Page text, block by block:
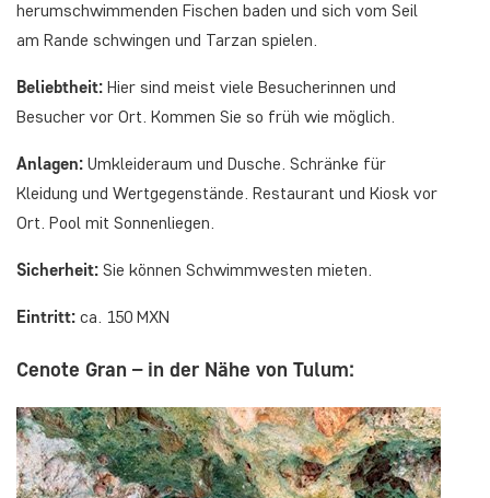
herumschwimmenden Fischen baden und sich vom Seil
am Rande schwingen und Tarzan spielen.
Beliebtheit: Hier sind meist viele Besucherinnen und
Besucher vor Ort. Kommen Sie so früh wie möglich.
Anlagen: Umkleideraum und Dusche. Schränke für
Kleidung und Wertgegenstände. Restaurant und Kiosk vor
Ort. Pool mit Sonnenliegen.
Sicherheit: Sie können Schwimmwesten mieten.
Eintritt: ca. 150 MXN
Cenote Gran – in der Nähe von Tulum: